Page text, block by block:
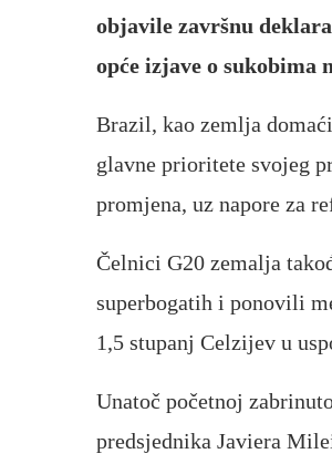
objavile završnu
opće izjave o
Brazil, kao zemlja
glavne prioritete svojeg
promjena, uz napore za
Čelnici G20 zemalja
superbogatih i ponovili
1,5 stupanj Celzijev u
Unatoč početnoj
predsjednika Javiera